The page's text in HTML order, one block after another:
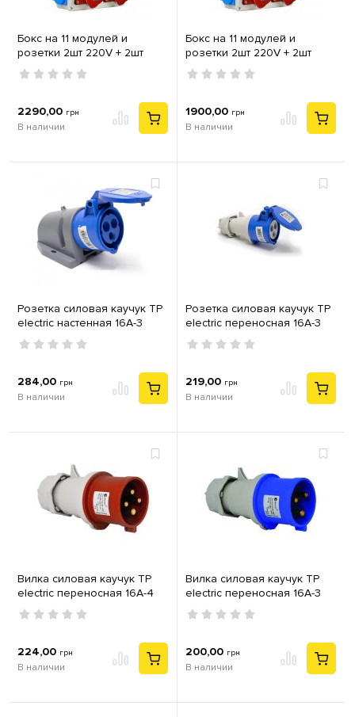
Бокс на 11 модулей и
розетки 2шт 220V + 2шт
силовых 32А 3P+PE TP
Electric IP44
2290,00 грн
В наличии
Бокс на 11 модулей и
розетки 2шт 220V + 2шт
силовых 16А 3P+N+PE TP
Electric IP44
1900,00 грн
В наличии
Розетка силовая каучук TP
electric настенная 16А-3
(2Р+РЕ) IP44 серый синий
284,00 грн
В наличии
Розетка силовая каучук TP
electric переносная 16А-3
(2Р+РЕ) IP44 серый синий
219,00 грн
В наличии
Вилка силовая каучук TP
electric переносная 16А-4
(3Р+РЕ) IP44 серый красный
224,00 грн
В наличии
Вилка силовая каучук TP
electric переносная 16А-3
(2Р+РЕ) IP44 серый синий
200,00 грн
В наличии